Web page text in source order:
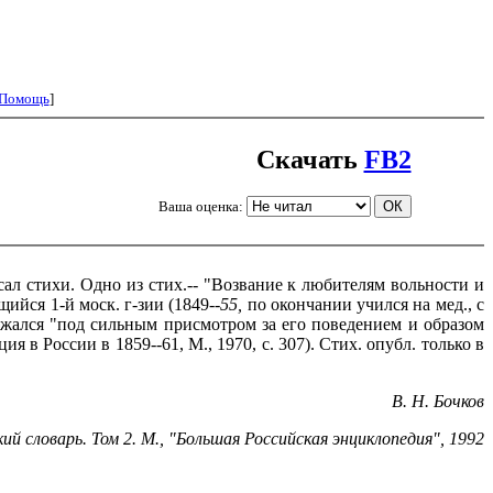
]
Скачать FB2
Ваша оценка:
стихи. Одно из стих.-- "Возвание к любителям вольности и
1-й моск. г-зии (1849--55, по окончании учился на мед., с
"под сильным присмотром за его поведением и образом
в России в 1859--61, М., 1970, с. 307). Стих. опубл. только в
В. H. Бочков
словарь. Том 2. М., "Большая Российская энциклопедия", 1992